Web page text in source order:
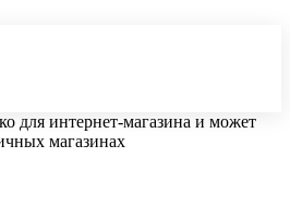
для интернет-магазина и может
магазинах